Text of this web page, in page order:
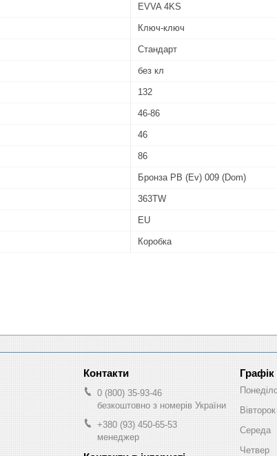
EVVA 4KS
Ключ-ключ
Стандарт
без кл
132
46-86
46
86
Бронза PB (Ev) 009 (Dom)
363TW
EU
Коробка
0 (800) 35-93-46
безкоштовно з номерів України
+380 (93) 450-65-53
менеджер
Вівторок
Середа
Четвер